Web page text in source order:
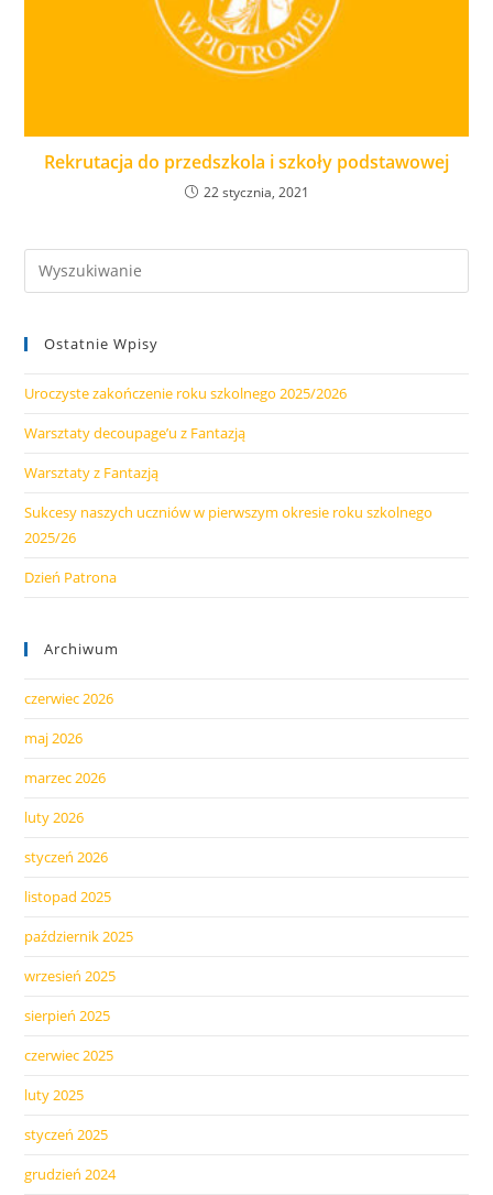
Rekrutacja do przedszkola i szkoły podstawowej
22 stycznia, 2021
Ostatnie Wpisy
Uroczyste zakończenie roku szkolnego 2025/2026
Warsztaty decoupage’u z Fantazją
Warsztaty z Fantazją
Sukcesy naszych uczniów w pierwszym okresie roku szkolnego
2025/26
Dzień Patrona
Archiwum
czerwiec 2026
maj 2026
marzec 2026
luty 2026
styczeń 2026
listopad 2025
październik 2025
wrzesień 2025
sierpień 2025
czerwiec 2025
luty 2025
styczeń 2025
grudzień 2024